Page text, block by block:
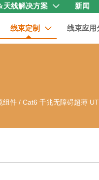
天线解决方案  新闻
线束定制  线束应用
组件 /Cat6 千兆无障碍超薄